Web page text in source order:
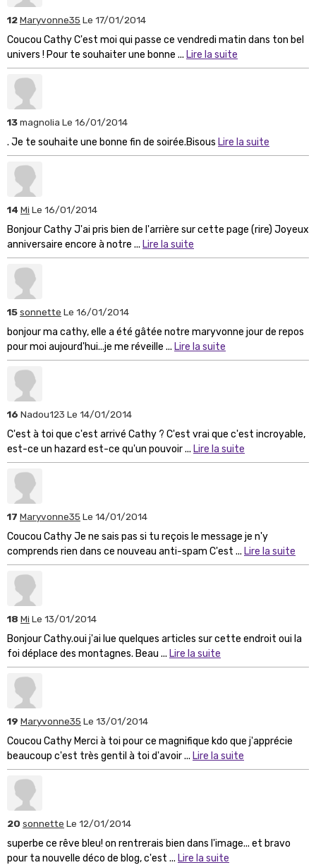
12Maryvonne35 Le 17/01/2014
Coucou Cathy C'est moi qui passe ce vendredi matin dans ton bel
univers ! Pour te souhaiter une bonne ... Lire la suite
13magnolia Le 16/01/2014
. Je te souhaite une bonne fin de soirée.Bisous Lire la suite
14 Mi Le 16/01/2014
Bonjour Cathy J'ai pris bien de l'arrière sur cette page (rire) Joyeux
anniversaire encore à notre ... Lire la suite
15sonnette Le 16/01/2014
bonjour ma cathy, elle a été gâtée notre maryvonne jour de repos
pour moi aujourd'hui...je me réveille ... Lire la suite
16 Nadou123 Le 14/01/2014
C'est à toi que c'est arrivé Cathy ? C'est vrai que c'est incroyable,
est-ce un hazard est-ce qu'un pouvoir ... Lire la suite
17 Maryvonne35 Le 14/01/2014
Coucou Cathy Je ne sais pas si tu reçois le message je n'y
comprends rien dans ce nouveau anti-spam C'est ... Lire la suite
18 Mi Le 13/01/2014
Bonjour Cathy.oui j'ai lue quelques articles sur cette endroit oui la
foi déplace des montagnes. Beau ... Lire la suite
19 Maryvonne35 Le 13/01/2014
Coucou Cathy Merci à toi pour ce magnifique kdo que j'apprécie
beaucoup c'est très gentil à toi d'avoir ... Lire la suite
20 sonnette Le 12/01/2014
superbe ce rêve bleu! on rentrerais bien dans l'image... et bravo
pour ta nouvelle déco de blog, c'est ... Lire la suite